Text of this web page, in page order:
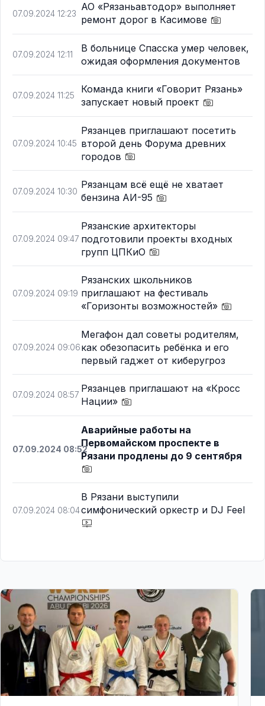
07.09.2024 12:23
АО «Рязаньавтодор» выполняет
ремонт дорог в Касимове
07.09.2024 12:11
В больнице Спасска умер человек,
ожидая оформления документов
07.09.2024 11:25
Команда книги «Говорит Рязань»
запускает новый проект
07.09.2024 10:45
Рязанцев приглашают посетить
второй день Форума древних
городов
07.09.2024 10:30
Рязанцам всё ещё не хватает
бензина АИ-95
07.09.2024 09:47
Рязанские архитекторы
подготовили проекты входных
групп ЦПКиО
07.09.2024 09:19
Рязанских школьников
приглашают на фестиваль
«Горизонты возможностей»
07.09.2024 09:06
Мегафон дал советы родителям,
как обезопасить ребёнка и его
первый гаджет от киберугроз
07.09.2024 08:57
Рязанцев приглашают на «Кросс
Нации»
07.09.2024 08:52
Аварийные работы на
Первомайском проспекте в
Рязани продлены до 9 сентября
07.09.2024 08:04
В Рязани выступили
симфонический оркестр и DJ Feel